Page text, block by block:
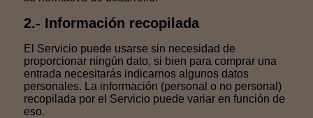
2.- Información recopilada
El Servicio puede usarse sin necesidad de
proporcionar ningún dato, si bien para comprar una
entrada necesitarás indicarnos algunos datos
personales. La información (personal o no personal)
recopilada por el Servicio puede variar en función de
eso.